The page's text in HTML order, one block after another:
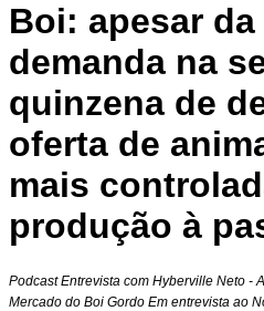
Boi: apesar
demanda na
quinzena de
oferta de
mais
produção à
Podcast Entrevista com Hyberville Neto -
Mercado do Boi Gordo Em entrevista ao